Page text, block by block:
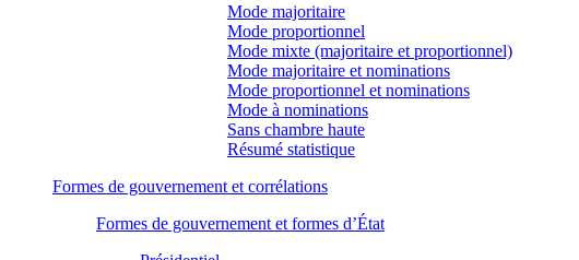
Mode majoritaire
Mode proportionnel
Mode mixte (majoritaire et proportionnel)
Mode majoritaire et nominations
Mode proportionnel et nominations
Mode à nominations
Sans chambre haute
Résumé statistique
Formes de gouvernement et corrélations
Formes de gouvernement et formes d’État